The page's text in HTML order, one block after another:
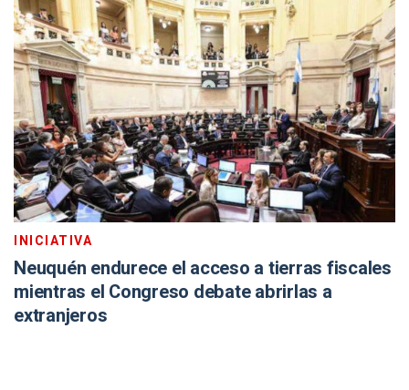
INICIATIVA
Neuquén endurece el acceso a tierras fiscales
mientras el Congreso debate abrirlas a
extranjeros